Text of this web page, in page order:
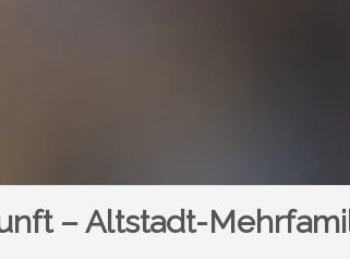
– Altstadt-